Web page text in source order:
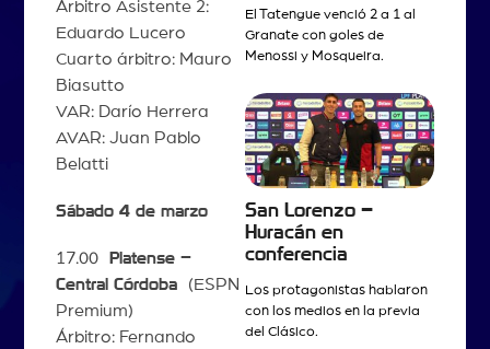
Árbitro Asistente 2:
Eduardo Lucero
Cuarto árbitro: Mauro
Biasutto
VAR: Darío Herrera
AVAR: Juan Pablo
Belatti
Sábado 4 de marzo
17.00
Platense –
Central Córdoba(ESPN
Premium)
Árbitro: Fernando
El Tatengue venció 2 a 1 al
Granate con goles de
Menossi y Mosqueira.
San Lorenzo –
Huracán en
conferencia
Los protagonistas hablaron
con los medios en la previa
del Clásico.